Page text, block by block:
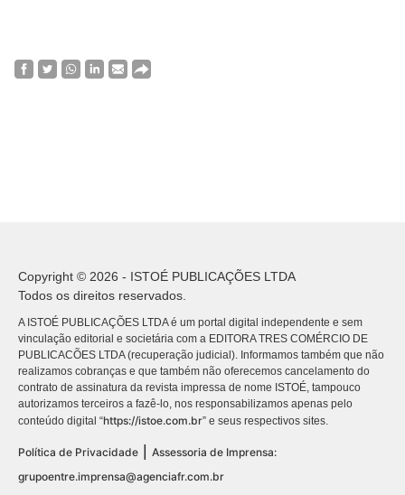
Copyright © 2026 - ISTOÉ PUBLICAÇÕES LTDA
Todos os direitos reservados.
A ISTOÉ PUBLICAÇÕES LTDA é um portal digital independente e sem
vinculação editorial e societária com a EDITORA TRES COMÉRCIO DE
PUBLICACÕES LTDA (recuperação judicial). Informamos também que não
realizamos cobranças e que também não oferecemos cancelamento do
contrato de assinatura da revista impressa de nome ISTOÉ, tampouco
autorizamos terceiros a fazê-lo, nos responsabilizamos apenas pelo
conteúdo digital “https://istoe.com.br” e seus respectivos sites.
Política de Privacidade
Assessoria de Imprensa:
grupoentre.imprensa@agenciafr.com.br